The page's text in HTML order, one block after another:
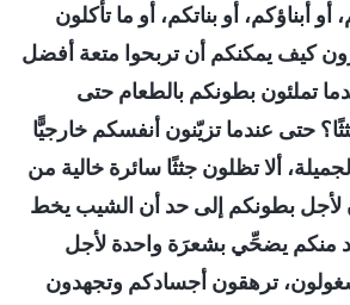
أبناؤكم، أو بناتكم، أو ما تأكلون
كيف يمكنكم أن تربحوا متعة أفضل
تملئون بطونكم بالطعام حتى
حتى عندما تزيّنون أنفسكم خارجيًّا
ألا تظلون جثثًا سائرة خالية من
لأجل بطونكم إلى حد أن الشيب يخط
منكم يضحِّي بشعرَة واحدة لأجل
ترهقون أجسادكم وتجهدون